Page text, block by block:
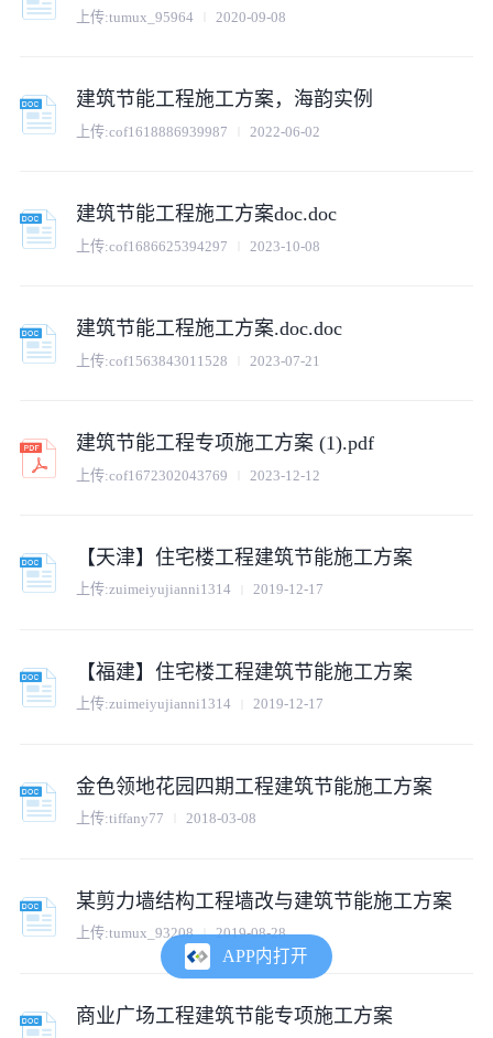
上传:tumux_95964 2020-09-08
建筑节能工程施工方案，海韵实例
上传:cof1618886939987 2022-06-02
建筑节能工程施工方案doc.doc
上传:cof1686625394297 2023-10-08
建筑节能工程施工方案.doc.doc
上传:cof1563843011528 2023-07-21
建筑节能工程专项施工方案 (1).pdf
上传:cof1672302043769 2023-12-12
【天津】住宅楼工程建筑节能施工方案
上传:zuimeiyujianni1314 2019-12-17
【福建】住宅楼工程建筑节能施工方案
上传:zuimeiyujianni1314 2019-12-17
金色领地花园四期工程建筑节能施工方案
上传:tiffany77 2018-03-08
某剪力墙结构工程墙改与建筑节能施工方案
上传:tumux_93208 2019-08-28
商业广场工程建筑节能专项施工方案
APP内打开